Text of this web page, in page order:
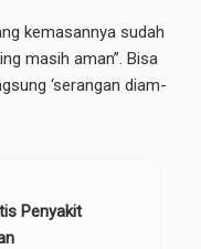
kemasannya sudah
masih aman”. Bisa
‘serangan diam-
Penyakit